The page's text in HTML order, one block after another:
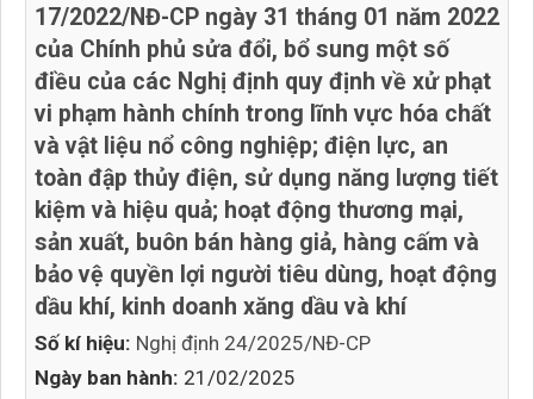
Số kí hiệu: Nghị định 24/2025/NĐ-CP
Ngày ban hành: 21/02/2025
17/2022/NĐ-CP ngày 31 tháng 01 năm 2022
của Chính phủ sửa đổi, bổ sung một số
điều của các Nghị định quy định về xử phạt
vi phạm hành chính trong lĩnh vực hóa chất
và vật liệu nổ công nghiệp; điện lực, an
toàn đập thủy điện, sử dụng năng lượng tiết
kiệm và hiệu quả; hoạt động thương mại,
sản xuất, buôn bán hàng giả, hàng cấm và
bảo vệ quyền lợi người tiêu dùng, hoạt động
dầu khí, kinh doanh xăng dầu và khí